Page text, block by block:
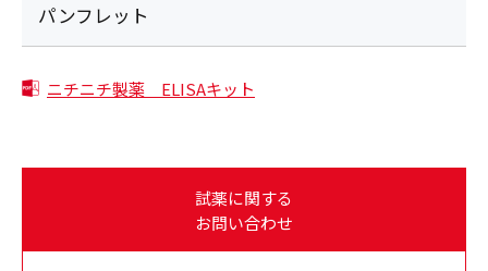
パンフレット
ニチニチ製薬 ELISAキット
試薬に関する
お問い合わせ